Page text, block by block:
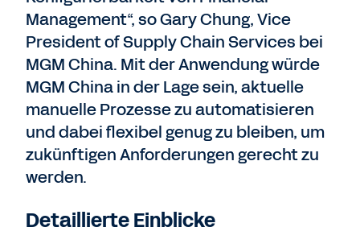
Management“, so Gary Chung, Vice
President of Supply Chain Services bei
MGM China. Mit der Anwendung würde
MGM China in der Lage sein, aktuelle
manuelle Prozesse zu automatisieren
und dabei flexibel genug zu bleiben, um
zukünftigen Anforderungen gerecht zu
werden.
Detaillierte Einblicke